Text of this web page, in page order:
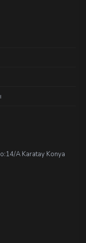
A Karatay Konya